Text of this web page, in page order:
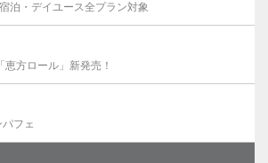
泊・デイユース全プラン対象
方ロール」新発売！
フェ